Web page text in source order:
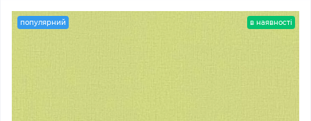
популярний в наявності